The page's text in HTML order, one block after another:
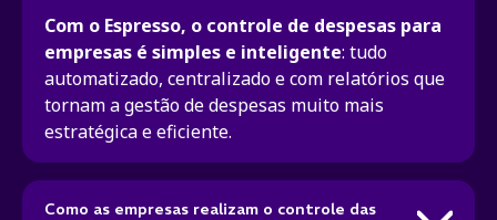
Com o Espresso, o controle de despesas para
empresas é simples e inteligente: tudo
automatizado, centralizado e com relatórios que
tornam a gestão de despesas muito mais
estratégica e eficiente.
Como as empresas realizam o controle das